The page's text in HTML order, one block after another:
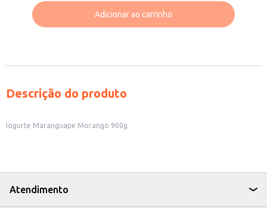
Adicionar ao carrinho
Descrição do produto
Iogurte Maranguape Morango 900g
Atendimento